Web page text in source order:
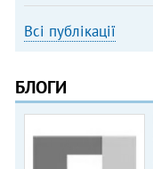
Всі публікації
БЛОГИ